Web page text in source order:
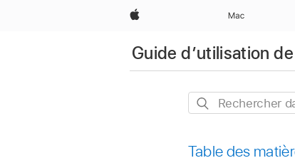
Apple Mac
Guide d’utilisation
Rechercher
Table des